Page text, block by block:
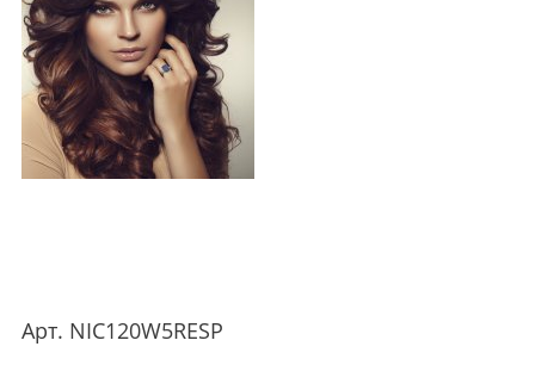
Арт. NIC120W5RESP